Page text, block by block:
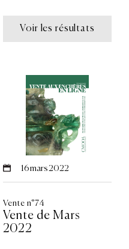
Voir les résultats
16mars 2022
Vente n°74
Vente de Mars
2022